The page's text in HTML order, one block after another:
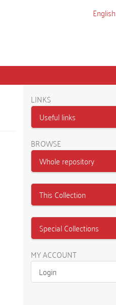
English
LINKS
Useful links
BROWSE
Whole repository
This Collection
Special Collections
MY ACCOUNT
Login